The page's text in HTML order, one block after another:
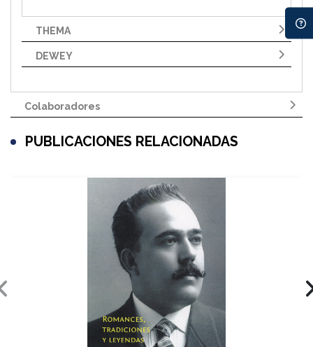
THEMA
DEWEY
Colaboradores
PUBLICACIONES RELACIONADAS